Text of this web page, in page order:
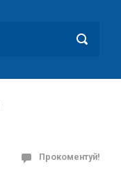
Прокоментуй!